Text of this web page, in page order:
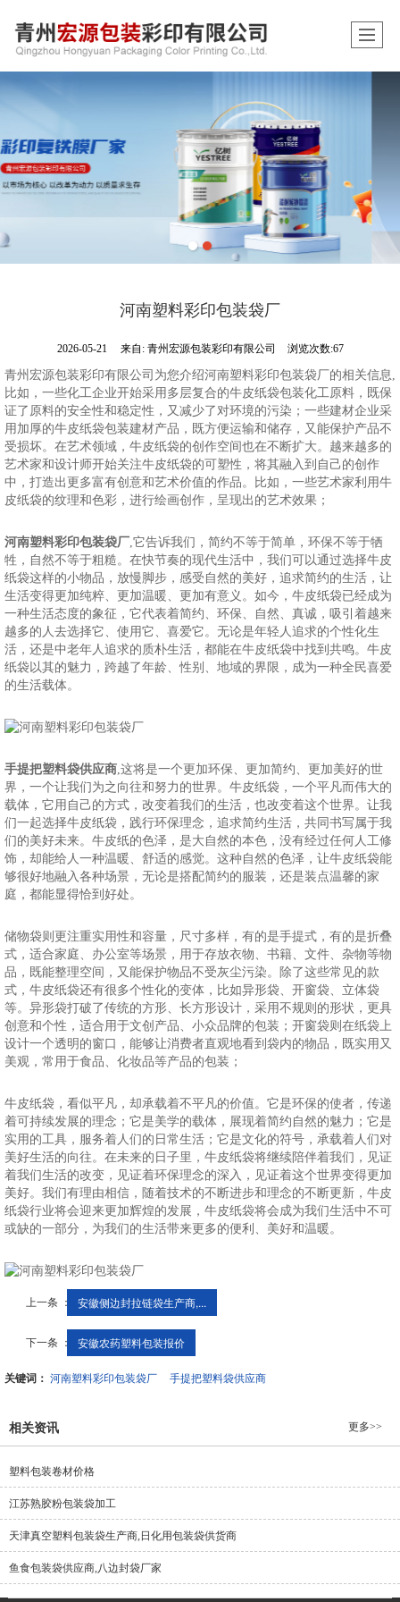
河南塑料彩印包装袋厂
2026-05-21 来自: 青州宏源包装彩印有限公司 浏览次数:67
青州宏源包装彩印有限公司为您介绍河南塑料彩印包装袋厂的相关信息,
比如，一些化工企业开始采用多层复合的牛皮纸袋包装化工原料，既保
证了原料的安全性和稳定性，又减少了对环境的污染；一些建材企业采
用加厚的牛皮纸袋包装建材产品，既方便运输和储存，又能保护产品不
受损坏。在艺术领域，牛皮纸袋的创作空间也在不断扩大。越来越多的
艺术家和设计师开始关注牛皮纸袋的可塑性，将其融入到自己的创作
中，打造出更多富有创意和艺术价值的作品。比如，一些艺术家利用牛
皮纸袋的纹理和色彩，进行绘画创作，呈现出的艺术效果；
河南塑料彩印包装袋厂,它告诉我们，简约不等于简单，环保不等于牺
牲，自然不等于粗糙。在快节奏的现代生活中，我们可以通过选择牛皮
纸袋这样的小物品，放慢脚步，感受自然的美好，追求简约的生活，让
生活变得更加纯粹、更加温暖、更加有意义。如今，牛皮纸袋已经成为
一种生活态度的象征，它代表着简约、环保、自然、真诚，吸引着越来
越多的人去选择它、使用它、喜爱它。无论是年轻人追求的个性化生
活，还是中老年人追求的质朴生活，都能在牛皮纸袋中找到共鸣。牛皮
纸袋以其的魅力，跨越了年龄、性别、地域的界限，成为一种全民喜爱
的生活载体。
手提把塑料袋供应商,这将是一个更加环保、更加简约、更加美好的世
界，一个让我们为之向往和努力的世界。牛皮纸袋，一个平凡而伟大的
载体，它用自己的方式，改变着我们的生活，也改变着这个世界。让我
们一起选择牛皮纸袋，践行环保理念，追求简约生活，共同书写属于我
们的美好未来。牛皮纸的色泽，是大自然的本色，没有经过任何人工修
饰，却能给人一种温暖、舒适的感觉。这种自然的色泽，让牛皮纸袋能
够很好地融入各种场景，无论是搭配简约的服装，还是装点温馨的家
庭，都能显得恰到好处。
储物袋则更注重实用性和容量，尺寸多样，有的是手提式，有的是折叠
式，适合家庭、办公室等场景，用于存放衣物、书籍、文件、杂物等物
品，既能整理空间，又能保护物品不受灰尘污染。除了这些常见的款
式，牛皮纸袋还有很多个性化的变体，比如异形袋、开窗袋、立体袋
等。异形袋打破了传统的方形、长方形设计，采用不规则的形状，更具
创意和个性，适合用于文创产品、小众品牌的包装；开窗袋则在纸袋上
设计一个透明的窗口，能够让消费者直观地看到袋内的物品，既实用又
美观，常用于食品、化妆品等产品的包装；
牛皮纸袋，看似平凡，却承载着不平凡的价值。它是环保的使者，传递
着可持续发展的理念；它是美学的载体，展现着简约自然的魅力；它是
实用的工具，服务着人们的日常生活；它是文化的符号，承载着人们对
美好生活的向往。在未来的日子里，牛皮纸袋将继续陪伴着我们，见证
着我们生活的改变，见证着环保理念的深入，见证着这个世界变得更加
美好。我们有理由相信，随着技术的不断进步和理念的不断更新，牛皮
纸袋行业将会迎来更加辉煌的发展，牛皮纸袋将会成为我们生活中不可
或缺的一部分，为我们的生活带来更多的便利、美好和温暖。
上一条 ： 安徽侧边封拉链袋生产商,...
下一条 ： 安徽农药塑料包装报价
关键词： 河南塑料彩印包装袋厂 手提把塑料袋供应商
相关资讯 更多>>
塑料包装卷材价格
江苏熟胶粉包装袋加工
天津真空塑料包装袋生产商,日化用包装袋供货商
鱼食包装袋供应商,八边封袋厂家